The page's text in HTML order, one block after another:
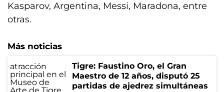
Kasparov, Argentina, Messi, Maradona, entre
otras.
Más noticias
Tigre: Faustino Oro, el Gran
Maestro de 12 años, disputó 25
partidas de ajedrez simultáneas